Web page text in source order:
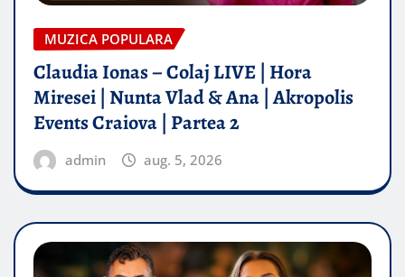
MUZICA POPULARA
Claudia Ionas – Colaj LIVE | Hora
Miresei | Nunta Vlad & Ana | Akropolis
Events Craiova | Partea 2
admin aug. 5, 2026